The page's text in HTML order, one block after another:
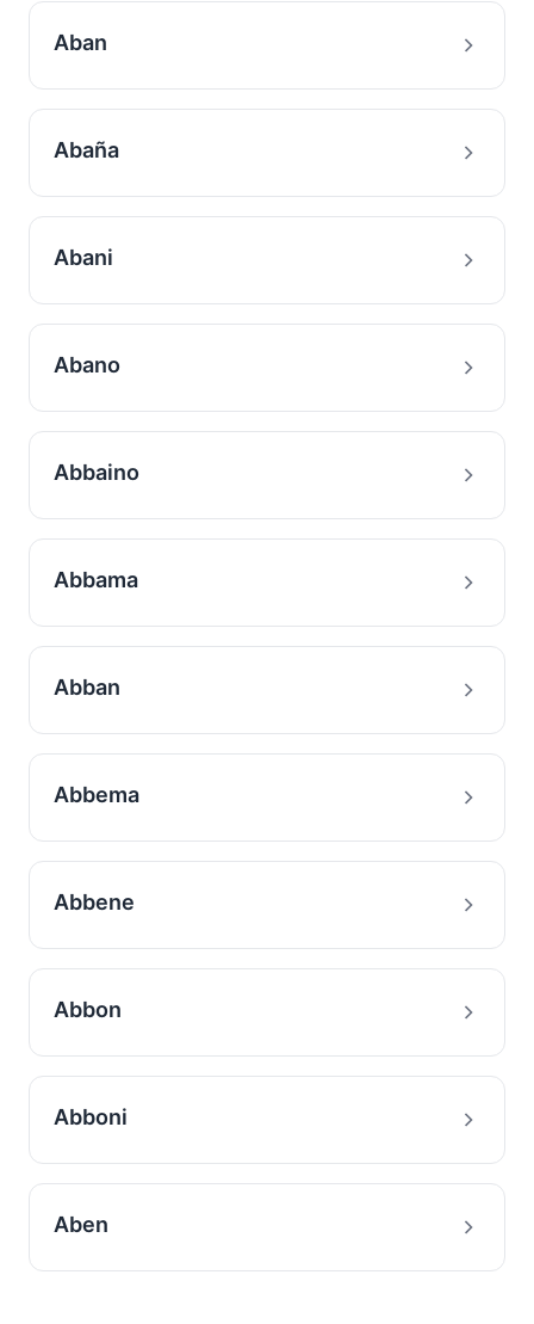
Aban
Abaña
Abani
Abano
Abbaino
Abbama
Abban
Abbema
Abbene
Abbon
Abboni
Aben